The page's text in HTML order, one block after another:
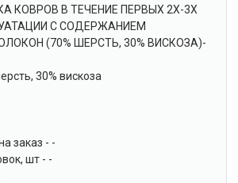
КОВРОВ В ТЕЧЕНИЕ ПЕРВЫХ 2Х-3Х
С СОДЕРЖАНИЕМ
(70% ШЕРСТЬ, 30% ВИСКОЗА)-
30% вискоза
заказ - -
шт - -